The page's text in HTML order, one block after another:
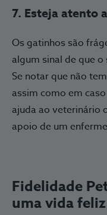
7. Esteja atento
Os gatinhos são
algum sinal de que
Se notar que não
assim como em
ajuda ao veterinário
apoio de um
Fidelidade
uma vida feliz